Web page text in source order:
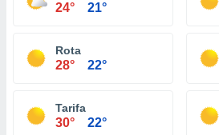
24° 21°
Rota
28° 22°
Tarifa
30° 22°